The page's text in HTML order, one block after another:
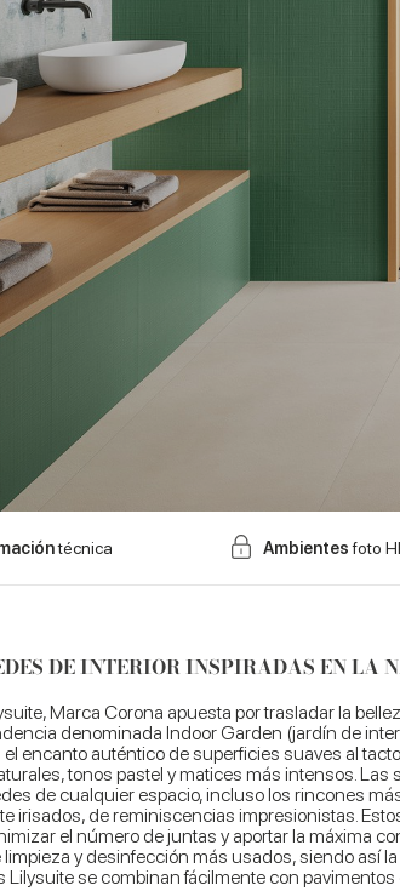
DE INTERIOR INSPIRADAS EN LA
técnica Ambientesfoto
Marca Corona apuesta por trasladar la
denominada Indoor Garden (jardín de
encanto auténtico de superficies suaves al
tonos pastel y matices más intensos.
de cualquier espacio, incluso los rincones
irisados, de reminiscencias impresionistas.
el número de juntas y aportar la máxima
y desinfección más usados, siendo así
se combinan fácilmente con